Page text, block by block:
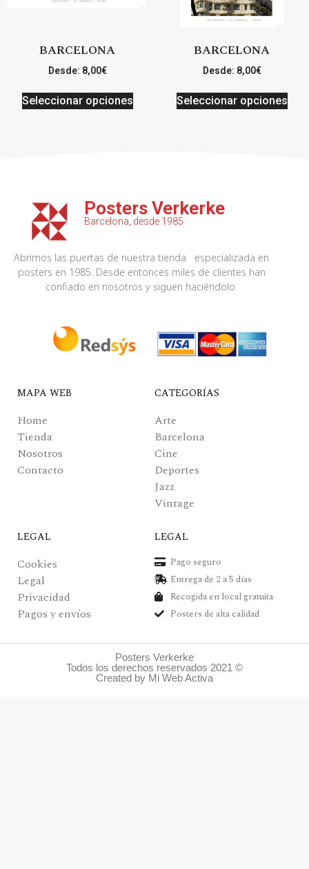
BARCELONA
Desde: 8,00€
Seleccionar opciones
BARCELONA
Desde: 8,00€
Seleccionar opciones
Posters Verkerke
Barcelona, desde 1985
Abrimos las puertas de nuestra tienda especializada en
posters en 1985. Desde entonces miles de clientes han
confiado en nosotros y siguen haciéndolo.
MAPA WEB
Home
Tienda
Nosotros
Contacto
CATEGORÍAS
Arte
Barcelona
Cine
Deportes
Jazz
Vintage
LEGAL
Cookies
Legal
Privacidad
Pagos y envíos
LEGAL
Pago seguro
Entrega de 2 a 5 días
Recogida en local gratuita
Posters de alta calidad
Posters Verkerke
Todos los derechos reservados 2021 ©
Created by Mi Web Activa